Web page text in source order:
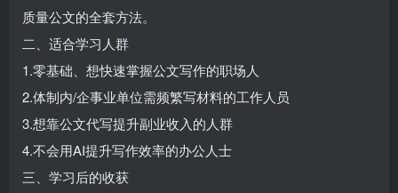
质量公文的全套方法。
二、适合学习人群
1.零基础、想快速掌握公文写作的职场人
2.体制内/企事业单位需频繁写材料的工作人员
3.想靠公文代写提升副业收入的人群
4.不会用AI提升写作效率的办公人士
三、学习后的收获